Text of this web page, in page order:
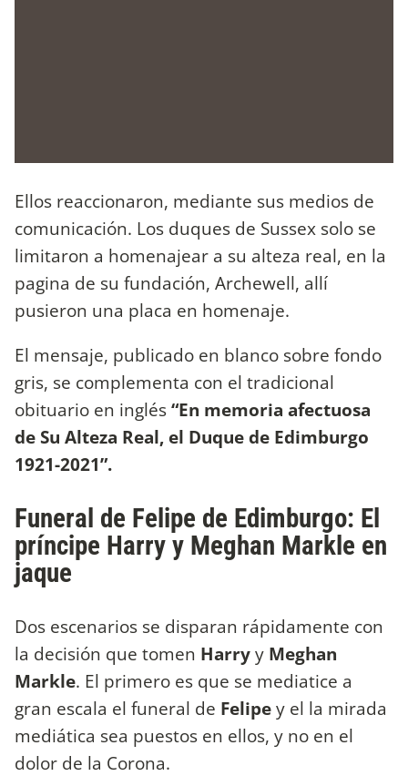
Ellos reaccionaron, mediante sus medios de
comunicación. Los duques de Sussex solo se
limitaron a homenajear a su alteza real, en la
pagina de su fundación, Archewell, allí
pusieron una placa en homenaje.
El mensaje, publicado en blanco sobre fondo
gris, se complementa con el tradicional
obituario en inglés“En memoria afectuosa
de Su Alteza Real, el Duque de Edimburgo
1921-2021”.
Funeral de Felipe de Edimburgo: El
príncipe Harry y Meghan Markle en
jaque
Dos escenarios se disparan rápidamente con
la decisión que tomen Harryy Meghan
Markle. El primero es que se mediatice a
gran escala el funeral de Felipey el la mirada
mediática sea puestos en ellos, y no en el
dolor de la Corona.